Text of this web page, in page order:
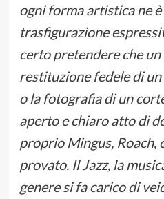
ogni forma artistica ne
trasfigurazione
certo pretendere che
restituzione fedele di
o la fotografia di un
aperto e chiaro atto di
proprio Mingus, Roach,
provato. Il Jazz, la
genere si fa carico di